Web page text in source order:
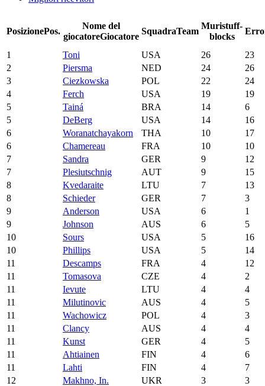
PosizionePos.
Nome del
giocatoreGiocatore
SquadraTeam
Muristuff-
blocks
1 Toni USA 26
23
2
Piersma NED 24
26
3
Ciezkowska POL 22
24
4
Ferch USA 19
19
5
Tainá BRA 14
6
5
DeBerg USA 14
16
6
Woranatchayakorn THA 10
17
6
Chamereau FRA 10
10
7
Sandra GER 9
12
7
Plesiutschnig AUT 9
15
8
Kvedaraite LTU 7
13
8
Schieder GER 7
3
9
Anderson USA 6
1
9
Johnson AUS 6
5
10
Sours USA 5
16
10
Phillips USA 5
14
11
Descamps FRA 4
12
11
Tomasova CZE 4
2
11
Ievute LTU 4
4
11
Milutinovic AUS 4
5
11
Wachowicz POL 4
3
11
Clancy AUS 4
4
11
Kunst GER 4
5
11
Ahtiainen FIN 4
6
11
Lahti FIN 4
7
12
Makhno, In. UKR 3
3